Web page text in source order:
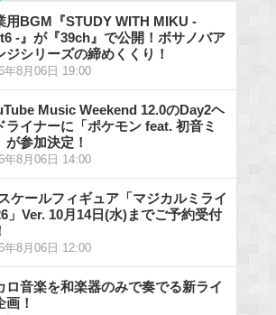
用BGM『STUDY WITH MIKU -
-』が『39ch』で公開！ボサノバア
ジシリーズの締めくくり！
年8月06日 19:00
Music Weekend 12.0のDay2ヘ
ライナーに「ポケモン feat. 初音ミ
が参加決定！
年8月06日 14:00
ケールフィギュア「マジカルミライ
」Ver. 10月14日(水)までご予約受付
年8月06日 12:00
ロ音楽を和楽器のみで奏でる新ライ
画！